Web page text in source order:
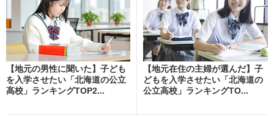
【地元の男性に聞いた】子ども
を入学させたい「北海道の公立
高校」ランキングTOP2...
【地元在住の主婦が選んだ】子
どもを入学させたい「北海道の
公立高校」ランキングTO...